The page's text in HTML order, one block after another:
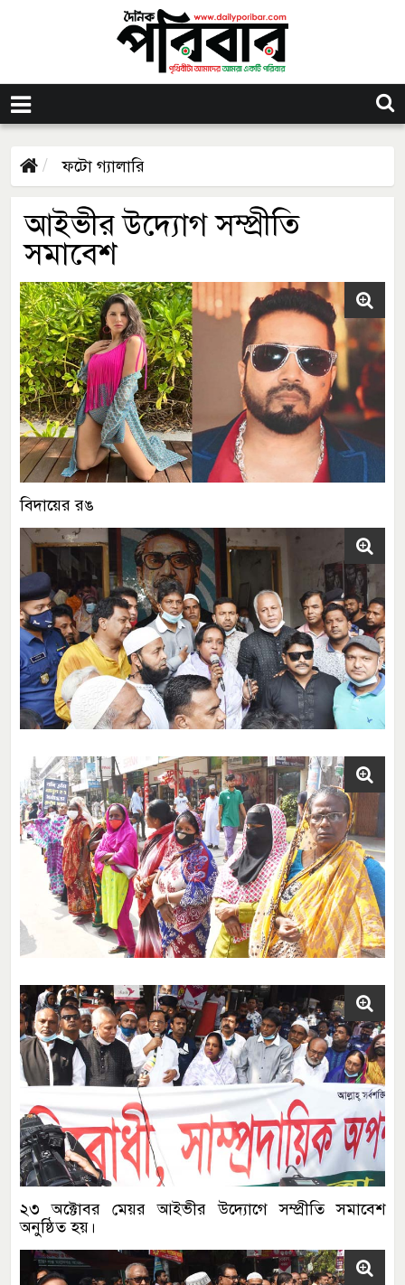
ফটো গ্যালারি
আইভীর উদ্যোগ সম্প্রীতি
সমাবেশ
বিদায়ের রঙ
২৩ অক্টোবর মেয়র আইভীর উদ্যোগে সম্প্রীতি সমাবেশ
অনুষ্ঠিত হয়।